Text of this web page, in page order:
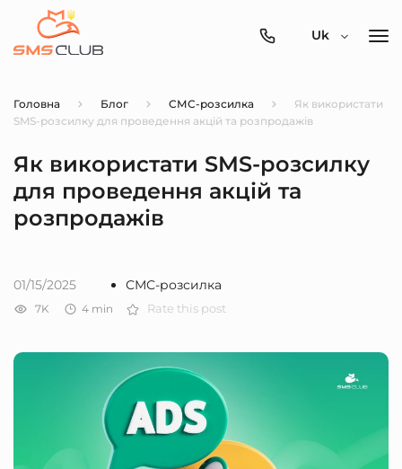
0800-
Uk
Головна Блог СМС-розсилка
Як використати
SMS-розсилку для проведення акцій та розпродажів
Як використати SMS-розсилку
для проведення акцій та
розпродажів
01/15/2025 СМС-розсилка
7K 4 min Rate this post